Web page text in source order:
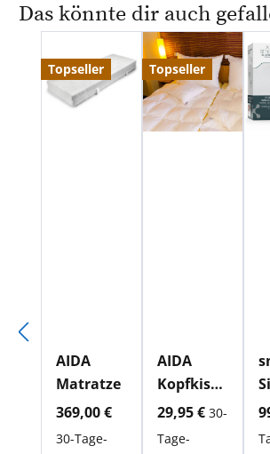
Das könnte dir auch
Produktgalerie überspringen
Topseller
AIDA
Matratze
aktueller Preis:
369,00 €
30-Tage-
Topseller
AIDA
Kopfkisse
n
Imprima
aktueller Preis:
29,95 € 30-
Tage-